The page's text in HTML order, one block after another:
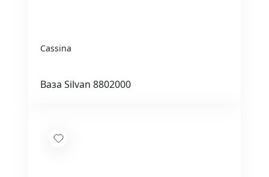
Cassina
Ваза Silvan 8802000